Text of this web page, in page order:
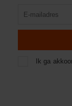
Ik ga